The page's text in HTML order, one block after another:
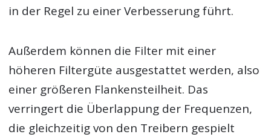
in der Regel zu einer Verbesserung führt.
Außerdem können die Filter mit einer
höheren Filtergüte ausgestattet werden, also
einer größeren Flankensteilheit. Das
verringert die Überlappung der Frequenzen,
die gleichzeitig von den Treibern gespielt